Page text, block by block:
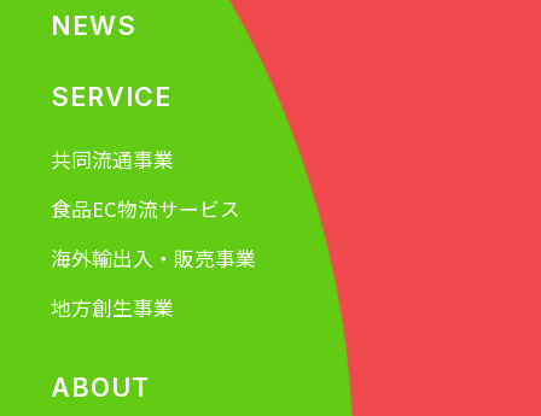
NEWS
SERVICE
共同流通事業
食品EC物流サービス
海外輸出入・販売事業
地方創生事業
ABOUT